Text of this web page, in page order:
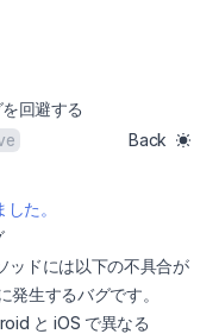
回避する
Back
た。
ッドには以下の不具合が
生するバグです。
と iOS で異なる